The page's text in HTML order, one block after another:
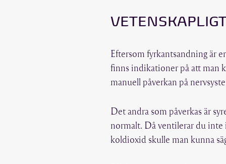
Eftersom fyrkantsandning är
finns indikationer på att man
manuell påverkan på
Det andra som påverkas är
normalt. Då ventilerar du inte
koldioxid skulle man kunna